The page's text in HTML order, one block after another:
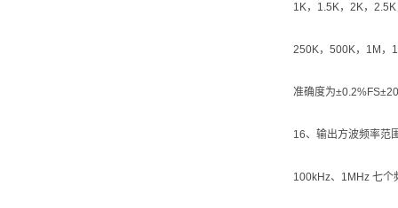
1K，1.5K，2K，
250K，500K，1M，
准确度为
16、输出方波频率范
100kHz、1MHz 七个